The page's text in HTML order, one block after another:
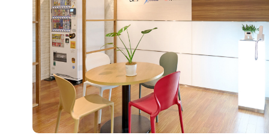
WEB